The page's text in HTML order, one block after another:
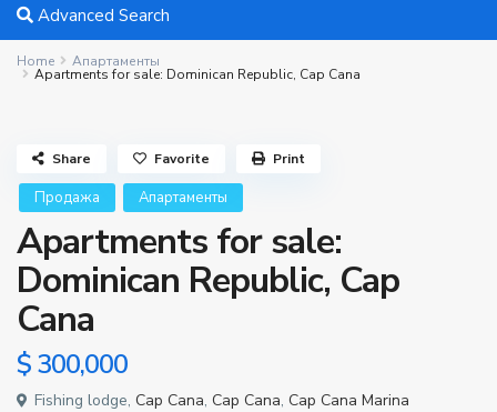
Advanced Search
Home Апартаменты
Apartments for sale: Dominican Republic, Cap Cana
Продажа Апартаменты
Apartments for sale:
Dominican Republic, Cap
Cana
$ 300,000
Fishing lodge, Cap Cana, Cap Cana, Cap Cana Marina
Share Favorite Print